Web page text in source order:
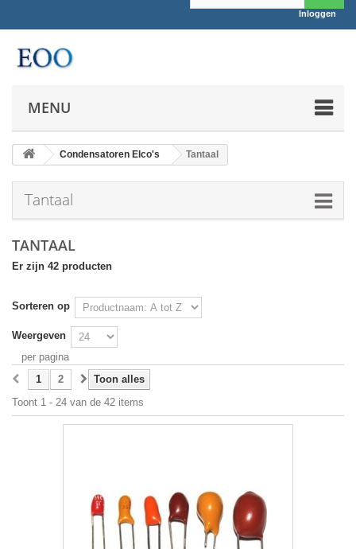
Inloggen
MENU
Condensatoren Elco's Tantaal
Tantaal
TANTAAL
Er zijn 42 producten
Sorteren op
Weergeven
per pagina
Toon alles
1
2
Toont 1 - 24 van de 42 items